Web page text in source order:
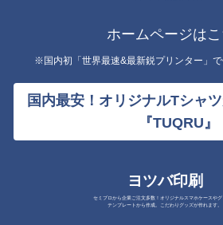
ホームページはこ
※国内初「世界最速&最新鋭プリンター」
国内最安！オリジナルTシャ
『TUQRU』
ヨツバ印刷
セミプロから企業ご注文多数！オリジナルスマホケースやグ
テンプレートから作成。こだわりグッズが作れます。